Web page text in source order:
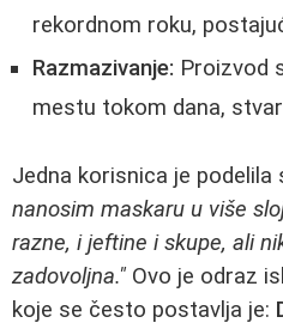
rekordnom roku,
Razmazivanje: Proizvod
mestu tokom dana,
Jedna korisnica je podelila
nanosim maskaru u više
razne, i jeftine i skupe, ali
zadovoljna." Ovo je odraz
koje se često postavlja je: